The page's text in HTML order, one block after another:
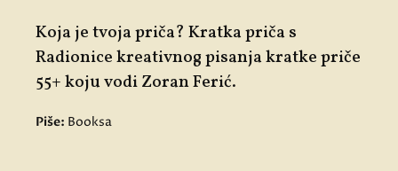
Koja je tvoja priča? Kratka priča s
Radionice kreativnog pisanja kratke priče
55+ koju vodi Zoran Ferić.
Piše: Booksa